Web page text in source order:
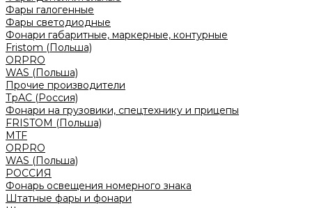
Фары галогенные
Фары светодиодные
Фонари габаритные, маркерные, контурные
Fristom (Польша)
ORPRO
WAS (Польша)
Прочие производители
ТрАС (Россия)
Фонари на грузовики, спецтехнику и прицепы
FRISTOM (Польша)
MTF
ORPRO
WAS (Польша)
РОССИЯ
Фонарь освещения номерного знака
Штатные фары и фонари